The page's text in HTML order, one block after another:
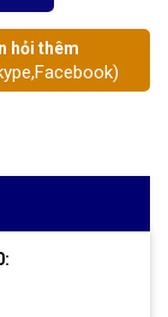
hỏi thêm